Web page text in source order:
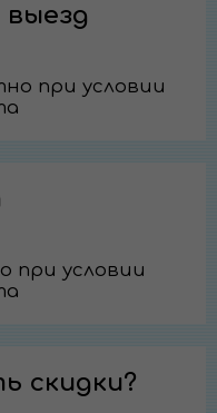
при условии
при условии
скидки?